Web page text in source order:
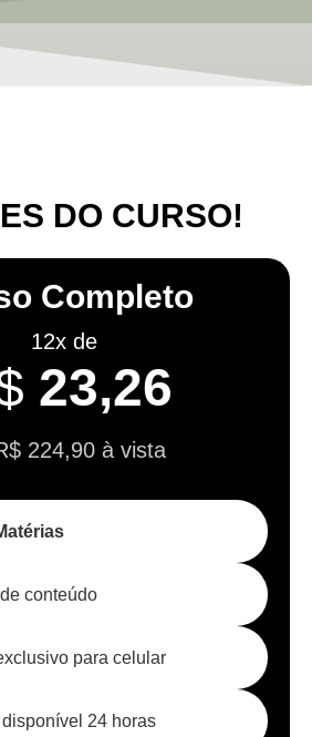
DO CURSO!
Completo
12x de
23,26
224,90 à vista
de conteúdo
para celular
24 horas